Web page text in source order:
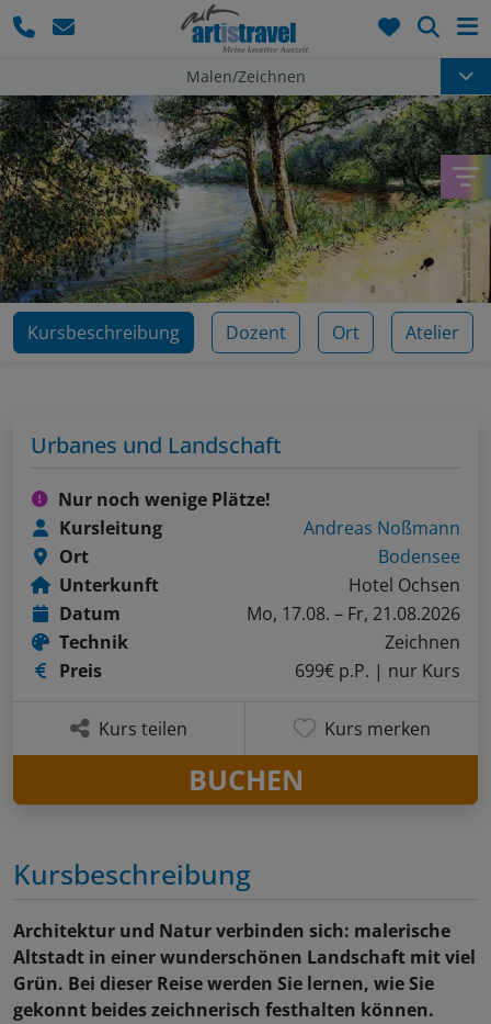
Malen/Zeichnen
Kursbeschreibung Dozent Ort Atelier
Kursbeschreibung
Architektur und Natur verbinden sich: malerische
Altstadt in einer wunderschönen Landschaft mit viel
Grün. Bei dieser Reise werden Sie lernen, wie Sie
gekonnt beides zeichnerisch festhalten können.
Urbanes und Landschaft
Nur noch wenige Plätze!
Kursleitung
Andreas Noßmann
Ort
Bodensee
Unterkunft
Hotel Ochsen
Datum
Mo, 17.08. – Fr, 21.08.2026
Technik
Zeichnen
Preis
699€ p.P. | nur Kurs
Kurs teilen Kurs merken
BUCHEN